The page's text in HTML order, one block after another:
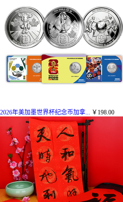
2026年美加墨世界杯纪念币加拿... ￥198.00